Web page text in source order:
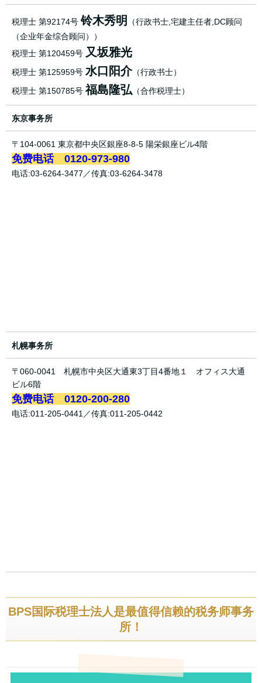
税理士 第92174号 铃木秀明
（行政书士,宅建主任者,DC顾问
（企业年金综合顾问））
税理士 第120459号 又坂雅光
税理士 第125959号 水口阳介（行政书士）
税理士 第150785号福島隆弘 （合作税理士）
东京事务所
〒104-0061 東京都中央区銀座8-8-5 陽栄銀座ビル4階
免费电话 0120-973-980
电话:03-6264-3477／传真:03-6264-3478
札幌事务所
〒060-0041 札幌市中央区大通東3丁目4番地１ オフィス大通
ビル6階
免费电话 0120-200-280
电话:011-205-0441／传真:011-205-0442
BPS国际税理士法人是最值得信赖的税务师事务
所！